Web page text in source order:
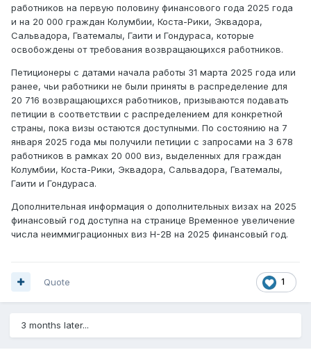
работников на первую половину финансового года 2025 года
и на 20 000 граждан Колумбии, Коста-Рики, Эквадора,
Сальвадора, Гватемалы, Гаити и Гондураса, которые
освобождены от требования возвращающихся работников.
Петиционеры с датами начала работы 31 марта 2025 года или
ранее, чьи работники не были приняты в распределение для
20 716 возвращающихся работников, призываются подавать
петиции в соответствии с распределением для конкретной
страны, пока визы остаются доступными. По состоянию на 7
января 2025 года мы получили петиции с запросами на 3 678
работников в рамках 20 000 виз, выделенных для граждан
Колумбии, Коста-Рики, Эквадора, Сальвадора, Гватемалы,
Гаити и Гондураса.
Дополнительная информация о дополнительных визах на 2025
финансовый год доступна на странице Временное увеличение
числа неиммиграционных виз H-2B на 2025 финансовый год.
1
Quote
3 months later...